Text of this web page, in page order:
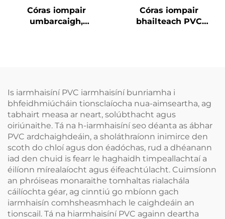
Córas iompair
umbarcaigh,
Córas iompair
bhailteach PVC
Is iarmhaisíní PVC iarmhaisíní bunriamha i
bhfeidhmiúcháin tionsclaíocha nua-aimseartha, ag
tabhairt measa ar neart, solúbthacht agus
oiriúnaithe. Tá na h-iarmhaisíní seo déanta as ábhar
PVC ardchaighdeáin, a sholáthraíonn inimirce den
scoth do chloí agus don éadóchas, rud a dhéanann
iad den chuid is fearr le haghaidh timpeallachtaí a
éilíonn mírealaíocht agus éifeachtúlacht. Cuimsíonn
an phróiseas monaraithe tomhaltas rialachála
cáilíochta géar, ag cinntiú go mbíonn gach
iarmhaisín comhsheasmhach le caighdeáin an
tionscail. Tá na hiarmhaisíní PVC againn deartha